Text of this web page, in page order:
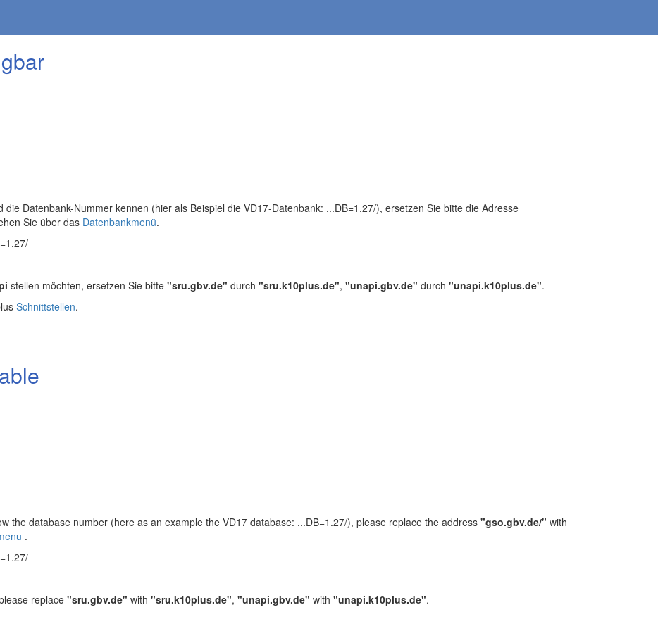
Datenbank-Nummer kennen (hier als Beispiel die VD17-Datenbank: ...DB=1.27/), ersetzen Sie bitte die Adresse
Sie über das Datenbankmenü.
stellen möchten, ersetzen Sie bitte "sru.gbv.de" durch "sru.k10plus.de", "unapi.gbv.de" durch "unapi.k10plus.de".
Schnittstellen.
the database number (here as an example the VD17 database: ...DB=1.27/), please replace the address "gso.gbv.de/" with
.
replace"sru.gbv.de" with "sru.k10plus.de", "unapi.gbv.de" with "unapi.k10plus.de".